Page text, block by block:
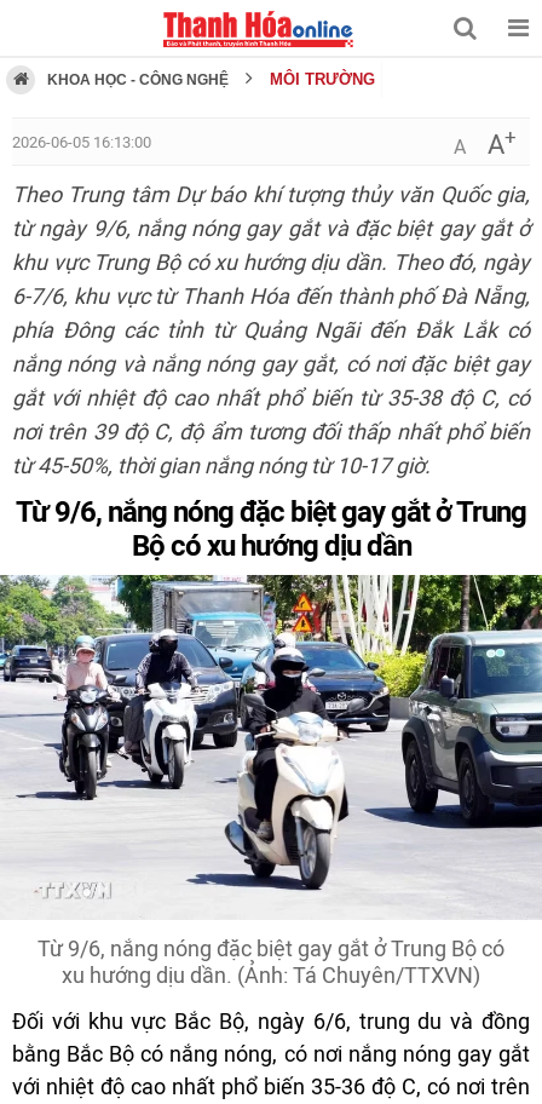
KHOA HỌC - CÔNG NGHỆ MÔI TRƯỜNG
2026-06-05 16:13:00 A A+
Theo Trung tâm Dự báo khí tượng thủy văn Quốc gia,
từ ngày 9/6, nắng nóng gay gắt và đặc biệt gay gắt ở
khu vực Trung Bộ có xu hướng dịu dần. Theo đó, ngày
6-7/6, khu vực từ Thanh Hóa đến thành phố Đà Nẵng,
phía Đông các tỉnh từ Quảng Ngãi đến Đắk Lắk có
nắng nóng và nắng nóng gay gắt, có nơi đặc biệt gay
gắt với nhiệt độ cao nhất phổ biến từ 35-38 độ C, có
nơi trên 39 độ C, độ ẩm tương đối thấp nhất phổ biến
từ 45-50%, thời gian nắng nóng từ 10-17 giờ.
Từ 9/6, nắng nóng đặc biệt gay gắt ở Trung
Bộ có xu hướng dịu dần
Từ 9/6, nắng nóng đặc biệt gay gắt ở Trung Bộ có
xu hướng dịu dần. (Ảnh: Tá Chuyên/TTXVN)
Đối với khu vực Bắc Bộ, ngày 6/6, trung du và đồng
bằng Bắc Bộ có nắng nóng, có nơi nắng nóng gay gắt
với nhiệt độ cao nhất phổ biến 35-36 độ C, có nơi trên